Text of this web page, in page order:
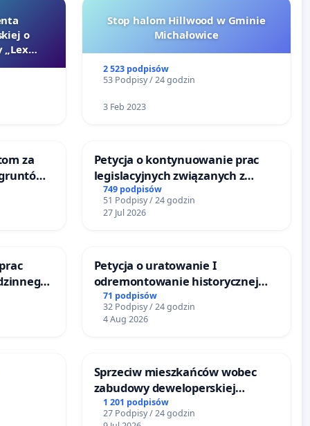
o
„Lex
Stop halom Hillwood w Gminie
Michałowice
2 523 podpisów
53 Podpisy / 24 godzin
3 Feb 2023
za
Petycja o kontynuowanie prac
legislacyjnych związanych z
reformą prawa rodzinnego
749 podpisów
51 Podpisy / 24 godzin
27 Jul 2026
Petycja o uratowanie I
odremontowanie historycznej
Lokomotywy sm42-914
71 podpisów
32 Podpisy / 24 godzin
4 Aug 2026
Sprzeciw mieszkańców wobec
zabudowy deweloperskiej
terenow zielonych w rejonie
Bulwarów Straceńskich w
1 201 podpisów
27 Podpisy / 24 godzin